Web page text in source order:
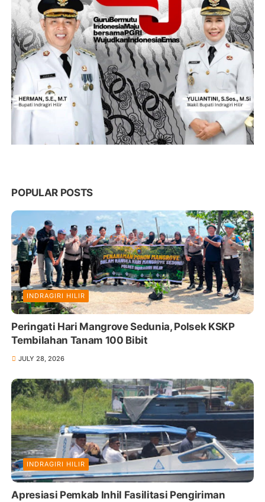
POPULAR POSTS
INDRAGIRI HILIR
Peringati Hari Mangrove Sedunia, Polsek KSKP
Tembilahan Tanam 100 Bibit
JULY 28, 2026
INDRAGIRI HILIR
Apresiasi Pemkab Inhil Fasilitasi Pengiriman